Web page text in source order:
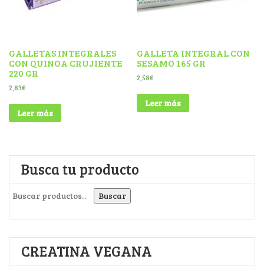
GALLETAS INTEGRALES
CON QUINOA CRUJIENTE
220 GR
2,83€
Leer más
GALLETA INTEGRAL CON
SESAMO 165 GR
2,58€
Leer más
Busca tu producto
Buscar
CREATINA VEGANA